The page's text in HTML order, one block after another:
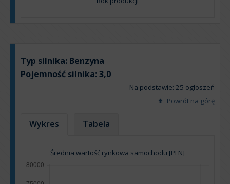
Typ silnika: Benzyna
Pojemność silnika:3,0
Na podstawie: 25 ogłoszeń
Powrót na górę
Wykres Tabela
Średnia wartość rynkowa samochodu [PLN]